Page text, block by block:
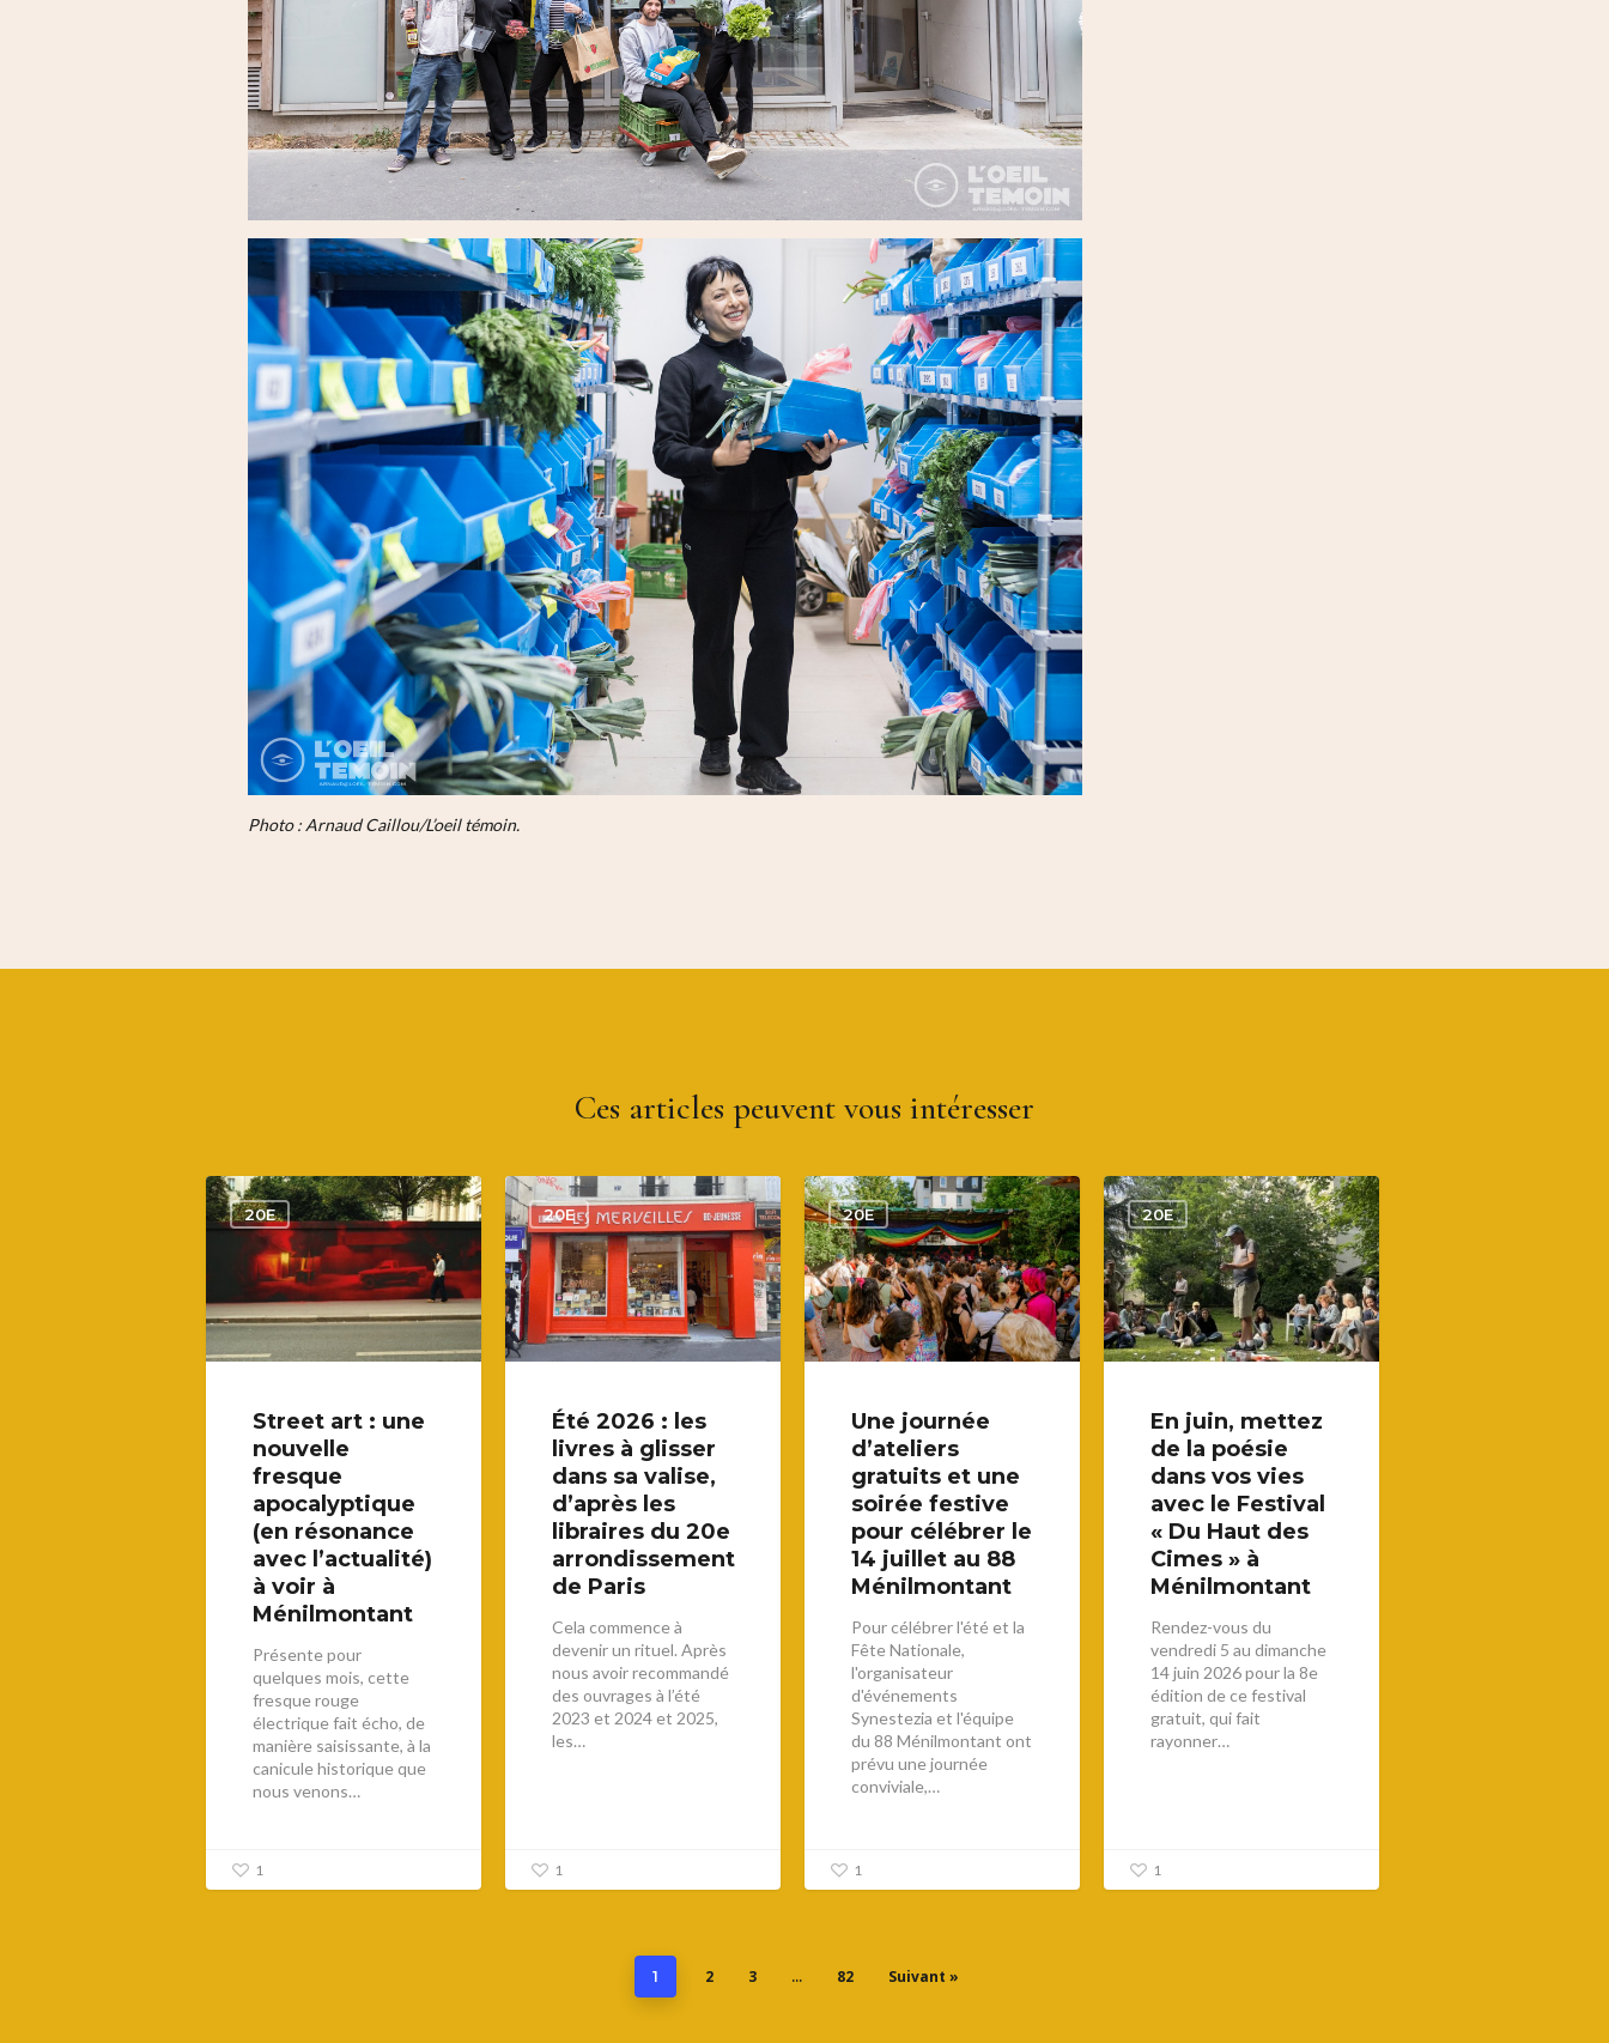
Photo : Arnaud Caillou/L’oeil témoin.
Ces articles peuvent vous intéresser
20E
Street art : une
nouvelle
fresque
apocalyptique
(en résonance
avec l’actualité)
à voir à
Ménilmontant
Présente pour
quelques mois, cette
fresque rouge
électrique fait écho, de
manière saisissante, à la
canicule historique que
nous venons…
1
20E
Été 2026 : les
livres à glisser
dans sa valise,
d’après les
libraires du 20e
arrondissement
de Paris
Cela commence à
devenir un rituel. Après
nous avoir recommandé
des ouvrages à l’été
2023 et 2024 et 2025,
les…
1
20E
Une journée
d’ateliers
gratuits et une
soirée festive
pour célébrer le
14 juillet au 88
Ménilmontant
Pour célébrer l'été et la
Fête Nationale,
l'organisateur
d'événements
Synestezia et l'équipe
du 88 Ménilmontant ont
prévu une journée
conviviale,…
1
20E
En juin, mettez
de la poésie
dans vos vies
avec le Festival
« Du Haut des
Cimes » à
Ménilmontant
Rendez-vous du
vendredi 5 au dimanche
14 juin 2026 pour la 8e
édition de ce festival
gratuit, qui fait
rayonner…
1
1 2 3 … 82 Suivant »